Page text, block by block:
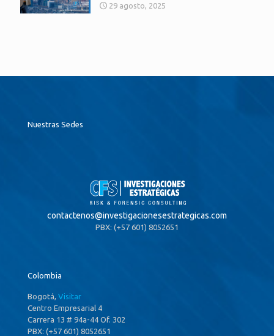
29 agosto, 2025
Nuestras Sedes
contactenos@investigacionesestrategicas.com
PBX: (+57 601) 8052651
Colombia
Bogotá, Visitar
Centro Empresarial 4
Carrera 13 # 94a-44 Of. 302
PBX: (+57 601) 8052651